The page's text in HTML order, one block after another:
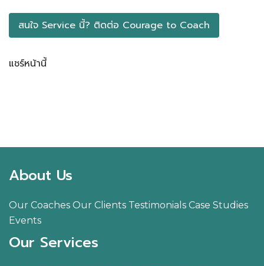
สนใจ Service นี้? ติดต่อ​ Courage to Coach
แชร์หน้านี้
About Us
Our Coaches Our Clients Testimonials Case Studies
Events
Our Services